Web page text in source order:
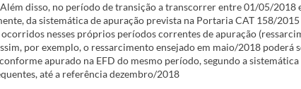
Além disso, no período de transição a transcorrer entre 01/05/
da sistemática de apuração prevista na Portaria CAT 158/
nesses próprios períodos correntes de apuração
por exemplo, o ressarcimento ensejado em maio/2018 poderá
apurado na EFD do mesmo período, segundo a
até a referência dezembro/2018